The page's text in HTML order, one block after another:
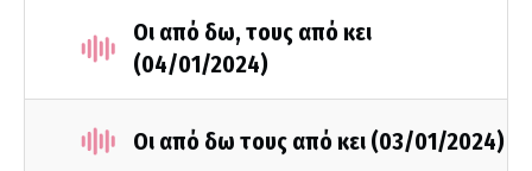
Οι από δω, τους από κει
(04/01/2024)
Οι από δω τους από κει (03/01/2024)